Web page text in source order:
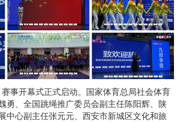
事开幕式正式启动。国家体育总局社会体育
勇、全国跳绳推广委员会副主任陈阳辉、陕
中心副主任张元元、西安市新城区文化和旅